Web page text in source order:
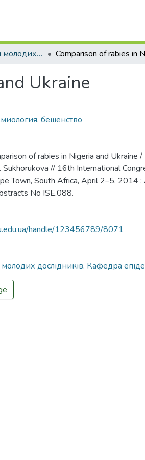
Наукові роботи молодих дослідників. Кафедра епідеміології
Ukraine
, бешенство
of rabies in Nigeria and Ukraine /
Sukhorukova // 16th International
Town, South Africa, April 2–5, 2014
No ISE.088.
handle/123456789/8071
дослідників. Кафедра